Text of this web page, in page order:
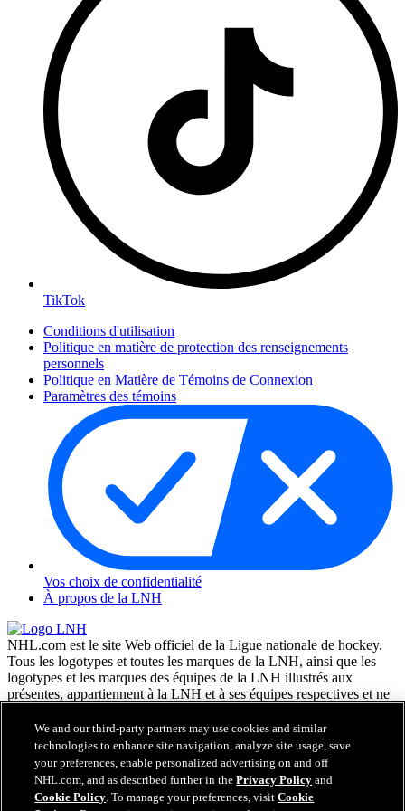
TikTok
Conditions d'utilisation
Politique en matière de protection des renseignements
personnels
Politique en Matière de Témoins de Connexion
Paramètres des témoins
Vos choix de confidentialité
À propos de la LNH
NHL.com est le site Web officiel de la Ligue nationale de hockey.
Tous les logotypes et toutes les marques de la LNH, ainsi que les
logotypes et les marques des équipes de la LNH illustrés aux
présentes, appartiennent à la LNH et à ses équipes respectives et ne
Enterprises, L.P. © LNH 2026. Tous droits réservés. Tous les
chandails d'équipe de la LNH personnalisés avec les noms des
joueurs de la LNH et leurs numéros sont officiellement sous license
de la LNH et de l'AJLNH. Le mot servant de marque Zamboni et la
configuration de la surfaceuse Zamboni sont des marques de
We and our third-party partners may use cookies and similar
technologies to enhance site navigation, analyze site usage, save
your preferences, enable personalized advertising on and off
NHL.com, and as described further in thePrivacy Policy and
Cookie Policy. To manage your preferences, visitCookie